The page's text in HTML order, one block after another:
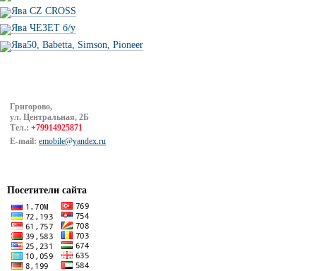
Ява CZ CROSS
Ява ЧЕЗЕТ б/у
Ява50, Babetta, Simson, Pioneer
Григорово,
ул. Центральная, 2Б
Тел.: +79914925871
E-mail: emobile@yandex.ru
Посетители сайта